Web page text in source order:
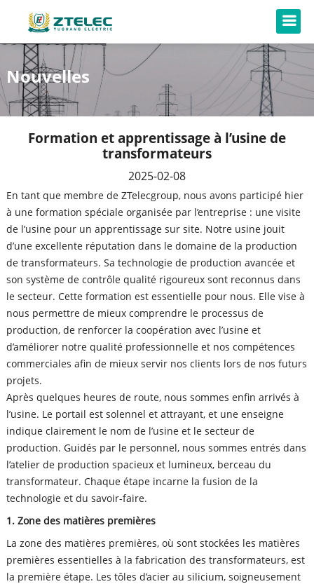
Nouvelles
Formation et apprentissage à l’usine de
transformateurs
2025-02-08
En tant que membre de ZTelecgroup, nous avons participé hier
à une formation spéciale organisée par l’entreprise : une visite
de l’usine pour un apprentissage sur site. Notre usine jouit
d’une excellente réputation dans le domaine de la production
de transformateurs. Sa technologie de production avancée et
son système de contrôle qualité rigoureux sont reconnus dans
le secteur. Cette formation est essentielle pour nous. Elle vise à
nous permettre de mieux comprendre le processus de
production, de renforcer la coopération avec l’usine et
d’améliorer notre qualité professionnelle et nos compétences
commerciales afin de mieux servir nos clients lors de nos futurs
projets.
Après quelques heures de route, nous sommes enfin arrivés à
l’usine. Le portail est solennel et attrayant, et une enseigne
indique clairement le nom de l’usine et le secteur de
production. Guidés par le personnel, nous sommes entrés dans
l’atelier de production spacieux et lumineux, berceau du
transformateur. Chaque étape incarne la fusion de la
technologie et du savoir-faire.
1. Zone des matières premières
La zone des matières premières, où sont stockées les matières
premières essentielles à la fabrication des transformateurs, est
la première étape. Les tôles d’acier au silicium, soigneusement